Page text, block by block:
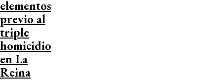
elementos
previo al
triple
homicidio
en La
Reina